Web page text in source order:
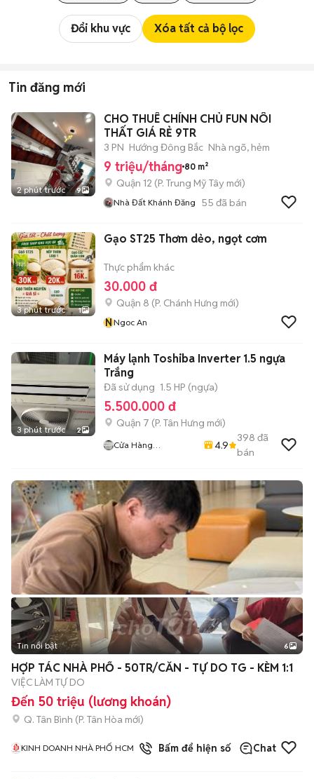
Đổi khu vực Xóa tất cả bộ lọc
Tin đăng mới
2 phút trước 9
CHO THUÊ CHÍNH CHỦ FUN NÔI
THẤT GIÁ RẺ 9TR
3 PN Hướng Đông Bắc Nhà ngõ, hẻm
9 triệu/tháng 80 m²
Quận 12 (P. Trung Mỹ Tây mới)
Nhà Đất Khánh Đăng 55 đã bán
3 phút trước 1
Gạo ST25 Thơm dẻo, ngọt cơm
Thực phẩm khác
30.000 đ
Quận 8 (P. Chánh Hưng mới)
NNgoc An
3 phút trước 2
Máy lạnh Toshiba Inverter 1.5 ngựa
Trắng
Đã sử dụng 1.5 HP (ngựa)
5.500.000 đ
Quận 7 (P. Tân Hưng mới)
Cửa Hàng
4.9
398 đã
bán
+2
Tin nổi bật 6
HỢP TÁC NHÀ PHỐ - 50TR/CĂN - TỰ DO TG - KÈM 1:1
VIỆC LÀM TỰ DO
Đến 50 triệu (lương khoán)
Q. Tân Bình (P. Tân Hòa mới)
KINH DOANH NHÀ PHỐ HCM 1đã bánBấm để hiện số Chat